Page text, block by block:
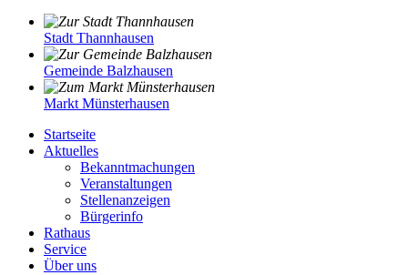
Stadt Thannhausen
Gemeinde Balzhausen
Markt Münsterhausen
Startseite
Aktuelles
Bekanntmachungen
Veranstaltungen
Stellenanzeigen
Bürgerinfo
Rathaus
Service
Über uns